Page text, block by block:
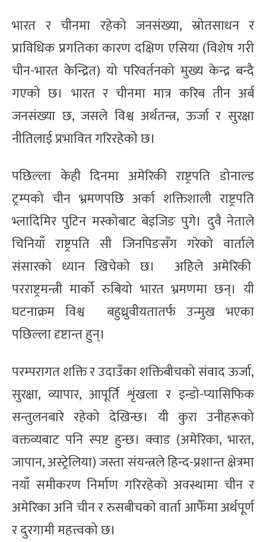
भारत र चीनमा रहेको जनसंख्या, स्रोतसाधन र
प्राविधिक प्रगतिका कारण दक्षिण एसिया (विशेष गरी
चीन-भारत केन्द्रित) यो परिवर्तनको मुख्य केन्द्र बन्दै
गएको छ। भारत र चीनमा मात्र करिब तीन अर्ब
जनसंख्या छ, जसले विश्व अर्थतन्त्र, ऊर्जा र सुरक्षा
नीतिलाई प्रभावित गरिरहेको छ।
पछिल्ला केही दिनमा अमेरिकी राष्ट्रपति डोनाल्ड
ट्रम्पको चीन भ्रमणपछि अर्का शक्तिशाली राष्ट्रपति
भ्लादिमिर पुटिन मस्कोबाट बेइजिङ पुगे। दुवै नेताले
चिनियाँ राष्ट्रपति सी जिनपिङसँग गरेको वार्ताले
संसारको ध्यान खिचेको छ। अहिले अमेरिकी
परराष्ट्रमन्त्री मार्को रुबियो भारत भ्रमणमा छन्। यी
घटनाक्रम विश्व बहुध्रुवीयतातर्फ उन्मुख भएका
पछिल्ला दृष्टान्त हुन्।
परम्परागत शक्ति र उदाउँका शक्तिबीचको संवाद ऊर्जा,
सुरक्षा, व्यापार, आपूर्ति शृंखला र इन्डो-प्यासिफिक
सन्तुलनबारे रहेको देखिन्छ। यी कुरा उनीहरूको
वक्तव्यबाट पनि स्पष्ट हुन्छ। क्वाड (अमेरिका, भारत,
जापान, अस्ट्रेलिया) जस्ता संयन्त्रले हिन्द-प्रशान्त क्षेत्रमा
नयाँ समीकरण निर्माण गरिरहेको अवस्थामा चीन र
अमेरिका अनि चीन र रुसबीचको वार्ता आफैँमा अर्थपूर्ण
र दुरगामी महत्त्वको छ।